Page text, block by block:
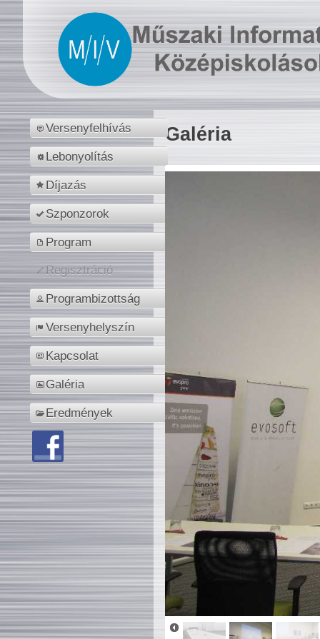
Versenyfelhívás
Lebonyolítás
Díjazás
Szponzorok
Program
Regisztráció
Programbizottság
Versenyhelyszín
Kapcsolat
Galéria
Eredmények
Galéria